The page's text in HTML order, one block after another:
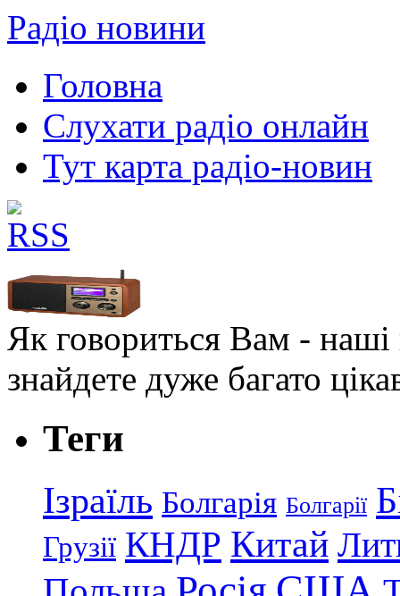
Радіо новини
Головна
Слухати радіо онлайн
Тут карта радіо-новин
Як говориться Вам - наші
знайдете дуже багато
Теги
Ізраїль Болгарія Болгарії
Грузії КНДР Китай